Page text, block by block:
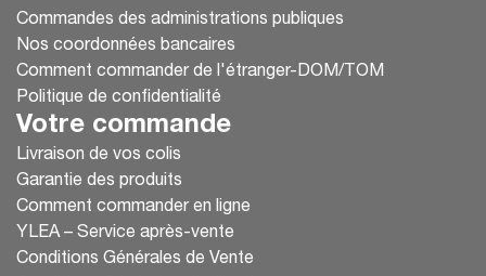
Commandes des administrations publiques
Nos coordonnées bancaires
Comment commander de l'étranger-DOM/TOM
Politique de confidentialité
Votre commande
Livraison de vos colis
Garantie des produits
Comment commander en ligne
YLEA – Service après-vente
Conditions Générales de Vente